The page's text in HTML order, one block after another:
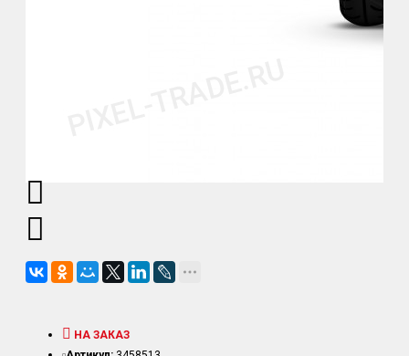
НА ЗАКАЗ